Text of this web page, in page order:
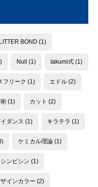
BOND (1)
Null (1) takumi式 (1)
フリーク (1) エドル (2)
(1) カット (2)
ダンス (1) キラテラ (1)
ケミカル理論 (1)
シンビシン (1)
インカラー (2)